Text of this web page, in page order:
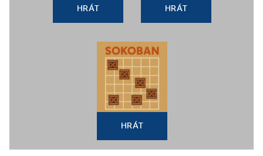
HRÁT HRÁT
HRÁT